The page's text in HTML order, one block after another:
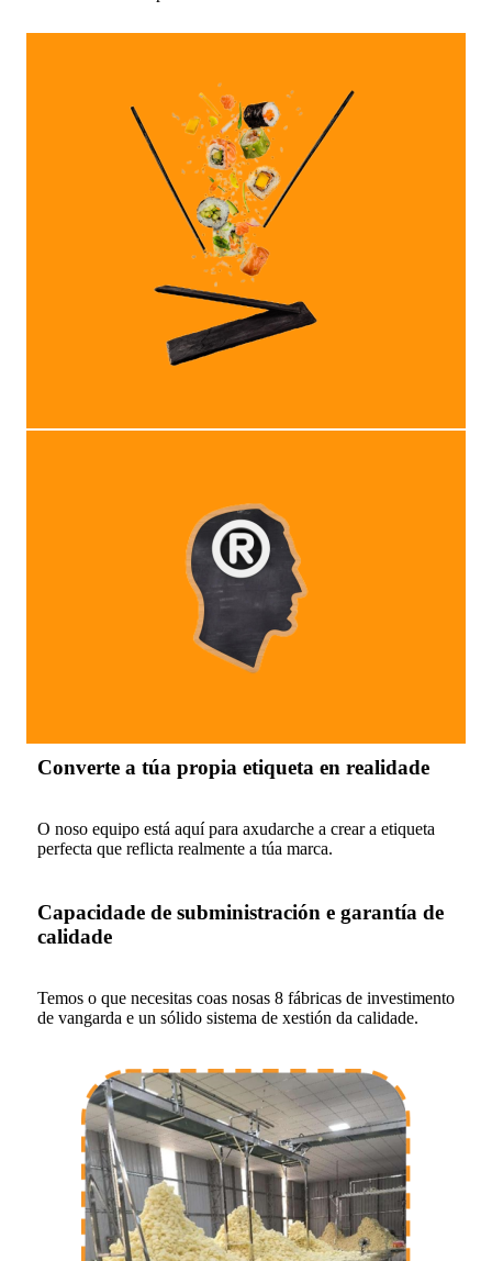
Converte a túa propia etiqueta en realidade
O noso equipo está aquí para axudarche a crear a etiqueta
perfecta que reflicta realmente a túa marca.
Capacidade de subministración e garantía de
calidade
Temos o que necesitas coas nosas 8 fábricas de investimento
de vangarda e un sólido sistema de xestión da calidade.